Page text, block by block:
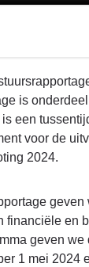
is
een
voor de
2024.
financiële en
geven
1 mei 2024